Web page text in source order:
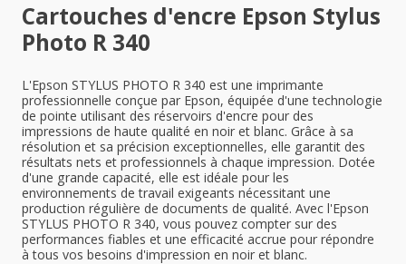
Cartouches d'encre Epson Stylus
Photo R 340
L'Epson STYLUS PHOTO R 340 est une imprimante
professionnelle conçue par Epson, équipée d'une technologie
de pointe utilisant des réservoirs d'encre pour des
impressions de haute qualité en noir et blanc. Grâce à sa
résolution et sa précision exceptionnelles, elle garantit des
résultats nets et professionnels à chaque impression. Dotée
d'une grande capacité, elle est idéale pour les
environnements de travail exigeants nécessitant une
production régulière de documents de qualité. Avec l'Epson
STYLUS PHOTO R 340, vous pouvez compter sur des
performances fiables et une efficacité accrue pour répondre
à tous vos besoins d'impression en noir et blanc.